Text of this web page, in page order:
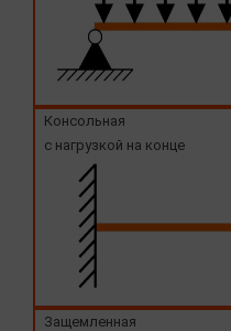
Консольная
с нагрузкой на конце
Защемленная